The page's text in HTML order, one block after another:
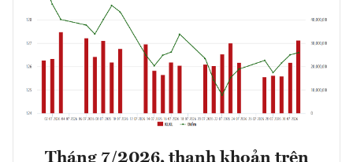
Tháng 7/2026, thanh khoản trên